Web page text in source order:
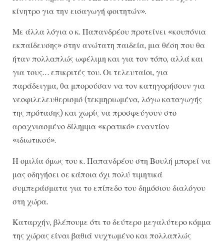
κίνητρο για την εισαγωγή φοιτητών».
Με άλλα λόγια ο κ. Παπανδρέου προτείνει «κουπόνια
εκπαίδευσης» στην ανώτατη παιδεία, μια θέση που θα
ήταν πολλαπλώς ωφέλιμη και για τον τόπο, αλλά και
για τους… επικριτές του. Οι τελευταίοι, για
παράδειγμα, θα μπορούσαν να τον κατηγορήσουν για
νεοφιλελευθερισμό (τεκμηριωμένα, λόγω καταγωγής
της πρότασης) και χωρίς να προσφεύγουν στο
αραχνιασμένο δίλημμα «κρατικό» εναντίον
«ιδιωτικού».
Η ομιλία όμως του κ. Παπανδρέου στη Βουλή μπορεί να
μας οδηγήσει σε κάποια όχι πολύ τιμητικά
συμπεράσματα για το επίπεδο του δημόσιου διαλόγου
στη χώρα.
Καταρχήν, βλέπουμε ότι το δεύτερο μεγαλύτερο κόμμα
της χώρας είναι βαθιά νυχτωμένο και πολλαπλώς